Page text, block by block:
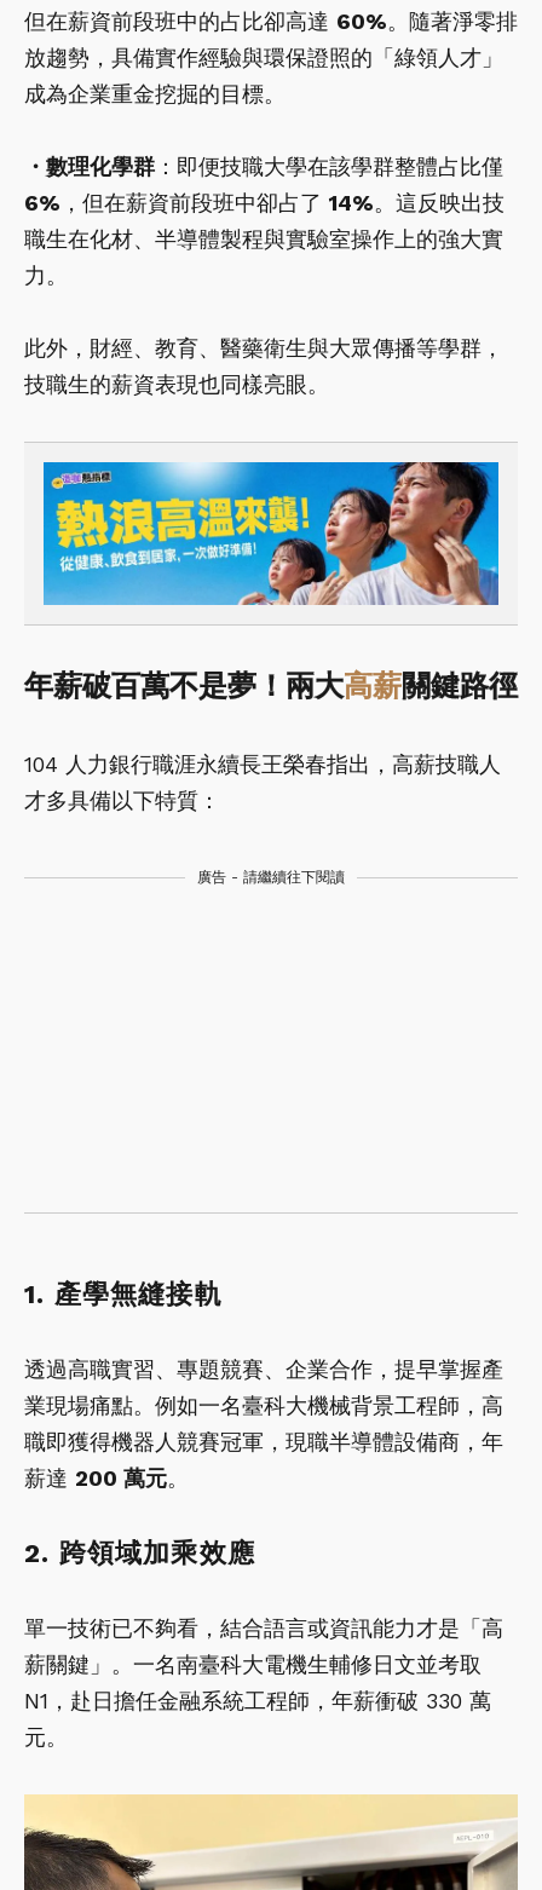
但在薪資前段班中的占比卻高達 60%。隨著淨零排
放趨勢，具備實作經驗與環保證照的「綠領人才」
成為企業重金挖掘的目標。
・數理化學群 ：即便技職大學在該學群整體占比僅
6% ，但在薪資前段班中卻占了 14%。這反映出技
職生在化材、半導體製程與實驗室操作上的強大實
力。
此外，財經、教育、醫藥衛生與大眾傳播等學群，
技職生的薪資表現也同樣亮眼。
年薪破百萬不是夢！兩大高薪關鍵路徑
104 人力銀行職涯永續長王榮春指出，高薪技職人
才多具備以下特質：
廣告 - 請繼續往下閱讀
1. 產學無縫接軌
透過高職實習、專題競賽、企業合作，提早掌握產
業現場痛點。例如一名臺科大機械背景工程師，高
職即獲得機器人競賽冠軍，現職半導體設備商，年
薪達 200 萬元。
2. 跨領域加乘效應
單一技術已不夠看，結合語言或資訊能力才是「高
薪關鍵」。一名南臺科大電機生輔修日文並考取
N1，赴日擔任金融系統工程師，年薪衝破 330 萬
元。